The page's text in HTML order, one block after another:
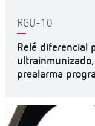
RGU-10
Relé diferencial
prealarma